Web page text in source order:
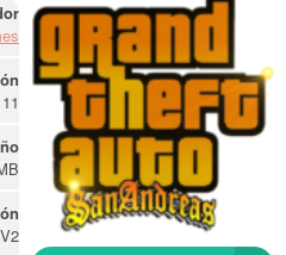
11 تیر 1401
V2